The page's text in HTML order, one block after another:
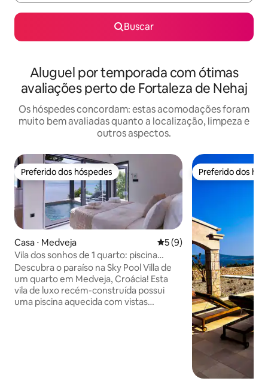
Buscar
Aluguel por temporada com ótimas
avaliações perto de Fortaleza de Nehaj
Os hóspedes concordam: estas acomodações foram
muito bem avaliadas quanto a localização, limpeza e
outros aspectos.
Preferido dos hóspedes
Preferido dos hóspedes
Casa ⋅ Medveja 5 de uma avaliação média
5 (9)
Vila dos sonhos de 1 quarto: piscina
aquecida, jacuzzi e sauna!
Descubra o paraíso na Sky Pool Villa de
um quarto em Medveja, Croácia! Esta
vila de luxo recém-construída possui
uma piscina aquecida com vistas
Preferido dos
Preferido dos